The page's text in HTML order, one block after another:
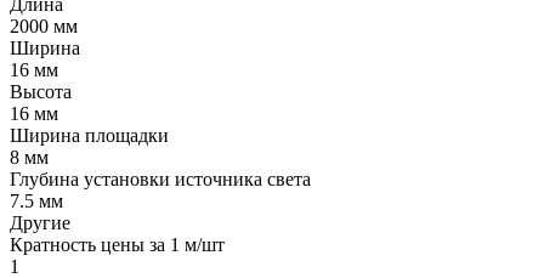
2000 мм
Ширина
16 мм
Высота
16 мм
Ширина площадки
8 мм
Глубина установки источника света
7.5 мм
Другие
Кратность цены за 1 м/шт
1